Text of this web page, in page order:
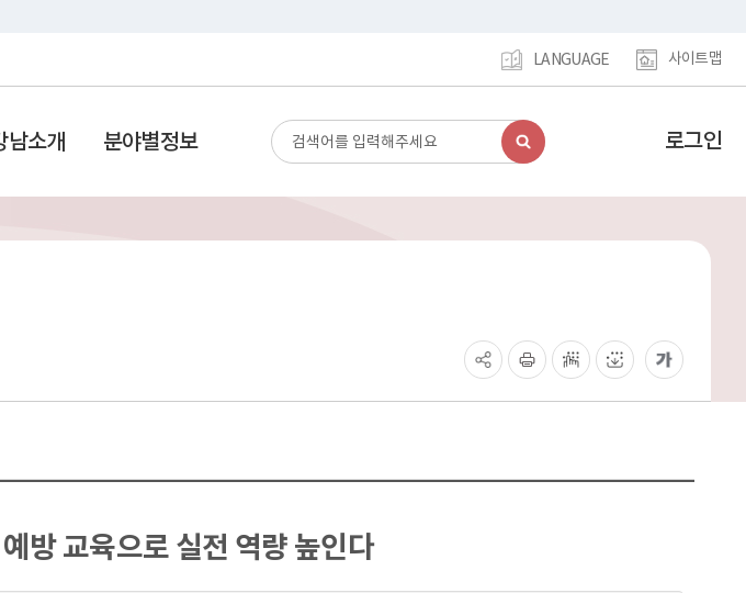
LANGUAGE 사이트맵
남소개 분야별정보
검
색
동
로그인
방 교육으로 실전 역량 높인다